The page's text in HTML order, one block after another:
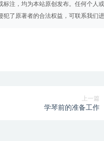
标注，均为本站原创发布。任何个人
了原著者的合法权益，可联系我们进
上一篇
学琴前的准备工作